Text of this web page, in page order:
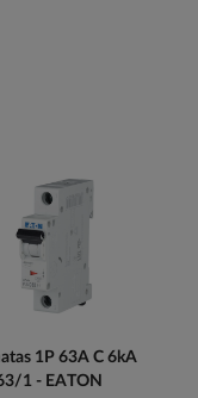
1P 63A C 6kA
1 - EATON